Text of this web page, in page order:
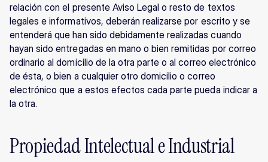
relación con el presente Aviso Legal o resto de textos
legales e informativos, deberán realizarse por escrito y se
entenderá que han sido debidamente realizadas cuando
hayan sido entregadas en mano o bien remitidas por correo
ordinario al domicilio de la otra parte o al correo electrónico
de ésta, o bien a cualquier otro domicilio o correo
electrónico que a estos efectos cada parte pueda indicar a
la otra.
Propiedad Intelectual e Industrial